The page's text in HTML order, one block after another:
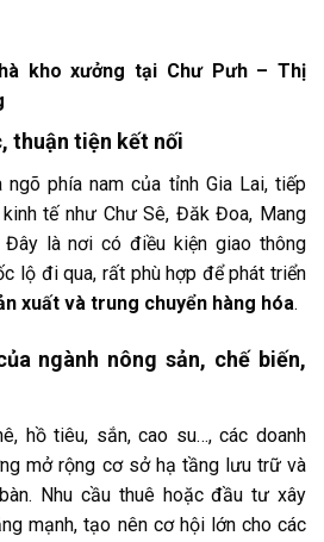
kho xưởng tại Chư Pưh – Thị
thuận tiện kết nối
ngõ phía nam của tỉnh Gia Lai, tiếp
tế như Chư Sê, Đăk Đoa, Mang
là nơi có điều kiện giao thông
lộ đi qua, rất phù hợp để phát triển
xuất và trung chuyển hàng hóa.
ngành nông sản, chế biến,
hồ tiêu, sắn, cao su…, các doanh
mở rộng cơ sở hạ tầng lưu trữ và
Nhu cầu thuê hoặc đầu tư xây
mạnh, tạo nên cơ hội lớn cho các